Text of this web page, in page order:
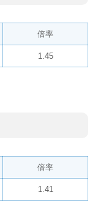
倍率
1.45
倍率
1.41